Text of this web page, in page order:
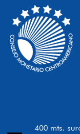
400 mts.